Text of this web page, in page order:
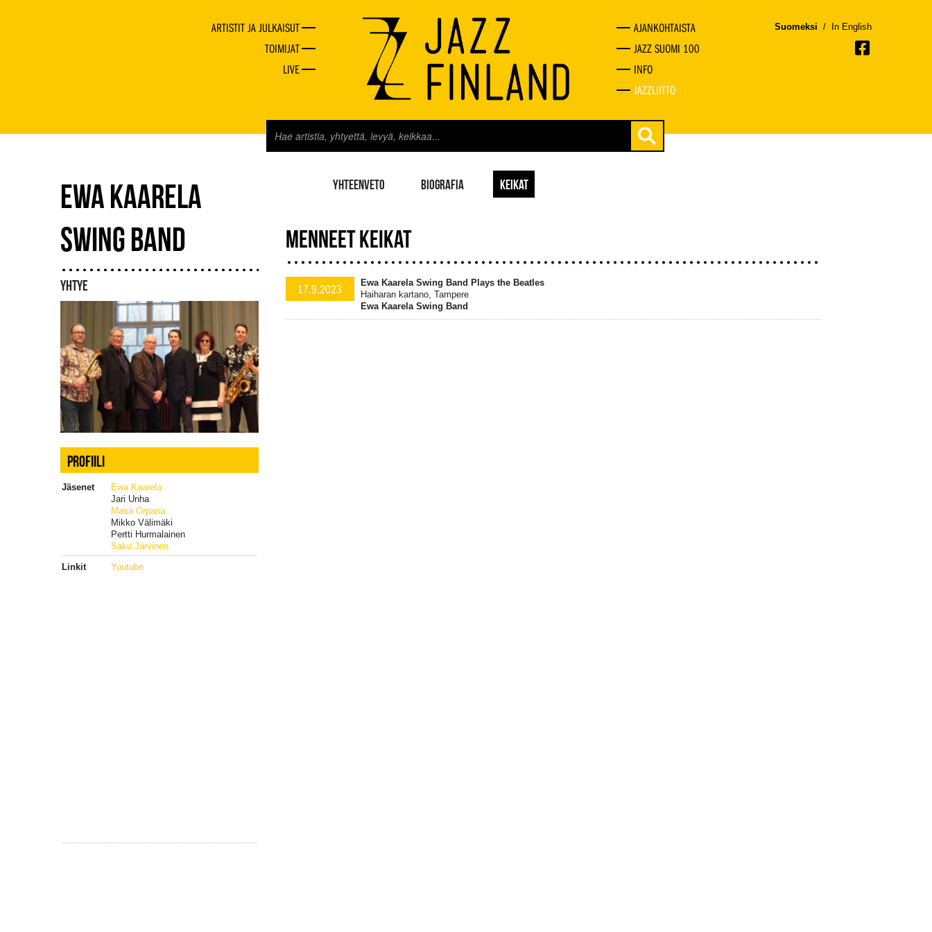
ARTISTIT JA JULKAISUT
TOIMIJAT
LIVE
AJANKOHTAISTA
JAZZ SUOMI 100
INFO
JAZZLIITTO
Suomeksi / In English
YHTEENVETO BIOGRAFIA KEIKAT
EWA KAARELA
SWING BAND
YHTYE
PROFIILI
Jäsenet
Ewa Kaarela
Jari Unha
Masa Orpana
Mikko Välimäki
Pertti Hurmalainen
Saku Järvinen
Linkit
Youtube
MENNEET KEIKAT
17.9.2023
Ewa Kaarela Swing Band Plays the Beatles
Haiharan kartano, Tampere
Ewa Kaarela Swing Band